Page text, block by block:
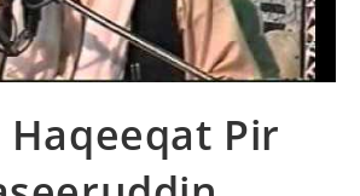
Haqeeqat Pir